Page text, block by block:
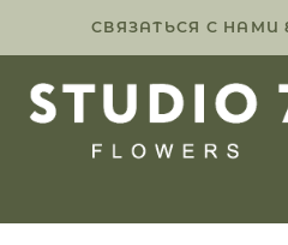
СВЯЗАТЬСЯ С НАМИ